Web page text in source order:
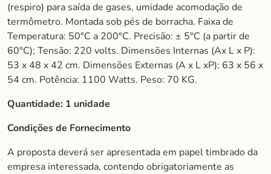
(respiro) para saída de gases, umidade acomodação de
termômetro. Montada sob pés de borracha. Faixa de
Temperatura: 50°C a 200°C. Precisão: ± 5°C (a partir de
60°C); Tensão: 220 volts. Dimensões Internas (Ax L x P):
53 x 48 x 42 cm. Dimensões Externas (A x L xP): 63 x 56 x
54 cm. Potência: 1100 Watts. Peso: 70 KG.
Quantidade: 1 unidade
Condições de Fornecimento
A proposta deverá ser apresentada em papel timbrado da
empresa interessada, contendo obrigatoriamente as